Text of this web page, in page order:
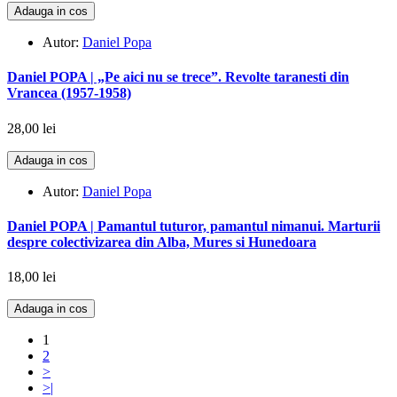
Adauga in cos
Autor: Daniel Popa
Daniel POPA | „Pe aici nu se trece”. Revolte taranesti din
Vrancea (1957-1958)
28,00 lei
Adauga in cos
Autor: Daniel Popa
Daniel POPA | Pamantul tuturor, pamantul nimanui. Marturii
despre colectivizarea din Alba, Mures si Hunedoara
18,00 lei
Adauga in cos
1
2
>
>|